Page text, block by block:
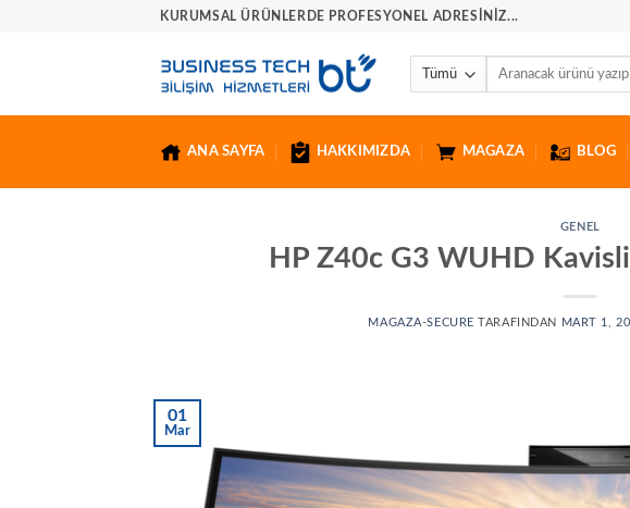
KURUMSAL ÜRÜNLERDE PROFESYONEL ADRESINIZ...
Ara:
ANA SAYFA HAKKIMIZDA MAGAZA BLOG
GENEL
HP Z40c G3 WUHD
MAGAZA-SECURE TARAFINDAN MART 1,
01
Mar